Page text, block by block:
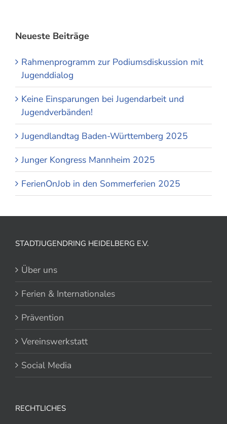
Neueste Beiträge
Rahmenprogramm zur Podiumsdiskussion mit
Jugenddialog
Keine Einsparungen bei Jugendarbeit und
Jugendverbänden!
Jugendlandtag Baden-Württemberg 2025
Junger Kongress Mannheim 2025
FerienOnJob in den Sommerferien 2025
STADTJUGENDRING HEIDELBERG E.V.
Über uns
Ferien & Internationales
Prävention
Vereinswerkstatt
Social Media
RECHTLICHES